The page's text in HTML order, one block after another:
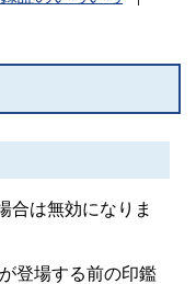
合は無効になりま
登場する前の印鑑